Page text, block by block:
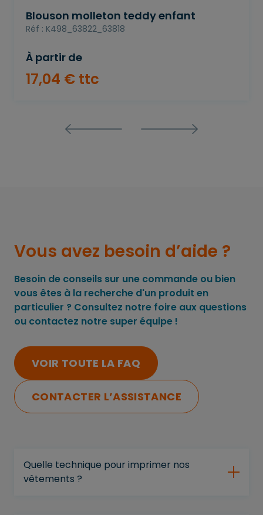
Blouson molleton teddy enfant
Réf : K498_63822_63818
À partir de
17,04 € ttc
Vous avez besoin d’aide ?
Besoin de conseils sur une commande ou bien
vous êtes à la recherche d'un produit en
particulier ? Consultez notre foire aux questions
ou contactez notre super équipe !
VOIR TOUTE LA FAQ
CONTACTER L’ASSISTANCE
Quelle technique pour imprimer nos
vêtements ?